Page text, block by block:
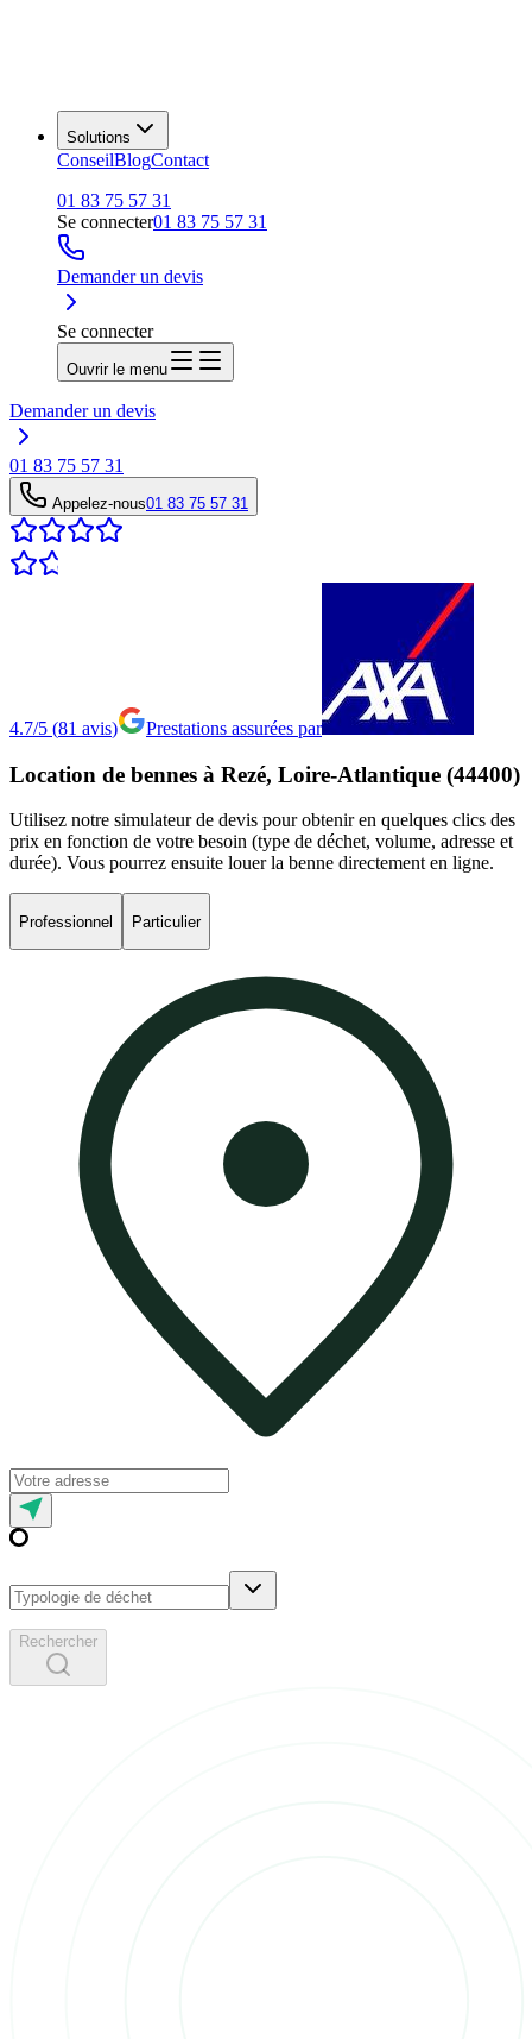
Solutions
ConseilBlogContact
01 83 75 57 31
Se connecter01 83 75 57 31
Demander un devis
Se connecter
Ouvrir le menu
Demander un devis
01 83 75 57 31
Appelez-nous01 83 75 57 31
4.7/5 (81 avis) Prestations assurées par
Location de bennes à Rezé, Loire-Atlantique (44400)
Utilisez notre simulateur de devis pour obtenir en quelques clics des
prix en fonction de votre besoin (type de déchet, volume, adresse et
durée). Vous pourrez ensuite louer la benne directement en ligne.
Professionnel Particulier
Rechercher